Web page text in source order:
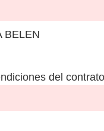
BELEN
del